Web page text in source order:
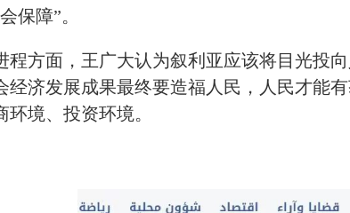
保障”。
程方面，王广大认为叙利亚应该将目光投
经济发展成果最终要造福人民，人民才能
境、投资环境。